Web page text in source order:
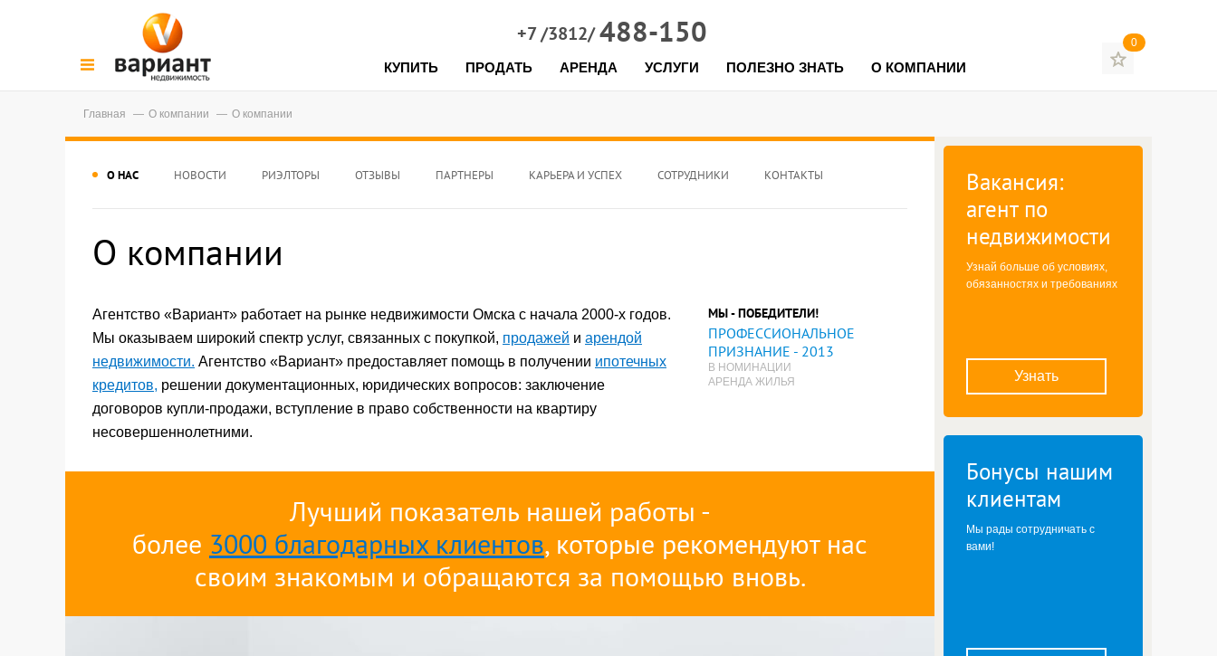
+7 /3812/488-150
КУПИТЬ ПРОДАТЬ АРЕНДА УСЛУГИ ПОЛЕЗНО ЗНАТЬ О КОМПАНИИ
0
Главная О компании О компании
О НАС НОВОСТИ РИЭЛТОРЫ ОТЗЫВЫ ПАРТНЕРЫ КАРЬЕРА И УСПЕХ СОТРУДНИКИ КОНТАКТЫ
О компании
Агентство «Вариант» работает на рынке недвижимости Омска с начала 2000-х годов.
Мы оказываем широкий спектр услуг, связанных с покупкой, продажей и арендой
недвижимости. Агентство «Вариант» предоставляет помощь в получении ипотечных
кредитов, решении документационных, юридических вопросов: заключение
договоров купли-продажи, вступление в право собственности на квартиру
несовершеннолетними.
МЫ - ПОБЕДИТЕЛИ!
ПРОФЕССИОНАЛЬНОЕ
ПРИЗНАНИЕ - 2013
В НОМИНАЦИИ
АРЕНДА ЖИЛЬЯ
Лучший показатель нашей работы -
более 3000 благодарных клиентов, которые рекомендуют нас
своим знакомым и обращаются за помощью вновь.
Вакансия:
агент по
недвижимости
Узнай больше об условиях,
обязанностях и требованиях
Узнать
Бонусы нашим
клиентам
Мы рады сотрудничать с
вами!